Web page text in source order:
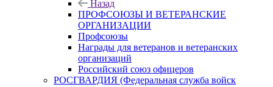
Назад
ПРОФСОЮЗЫ И ВЕТЕРАНСКИЕ
ОРГАНИЗАЦИИ
Профсоюзы
Награды для ветеранов и ветеранских
организаций
Российский союз офицеров
РОСГВАРДИЯ (Федеральная служба войск